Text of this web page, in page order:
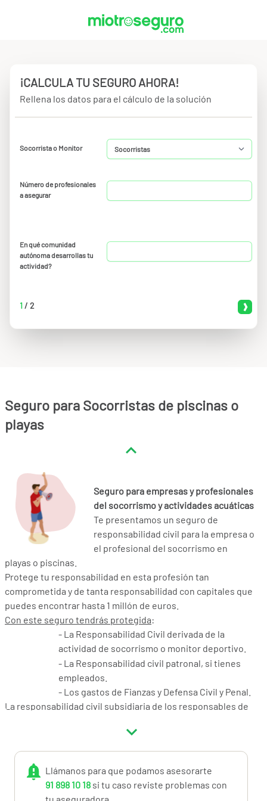
Seguro para Socorristas de piscinas o
playas
Seguro para empresas y profesionales
del socorrismo y actividades acuáticas
Te presentamos un seguro de
responsabilidad civil para la empresa o
el profesional del socorrismo en
playas o piscinas.
Protege tu responsabilidad en esta profesión tan
comprometida y de tanta responsabilidad con capitales que
puedes encontrar hasta 1 millón de euros.
Con este seguro tendrás protegida:
- La Responsabilidad Civil derivada de la
actividad de socorrismo o monitor deportivo.
- La Responsabilidad civil patronal, si tienes
empleados.
- Los gastos de Fianzas y Defensa Civil y Penal.
La responsabilidad civil subsidiaria de los responsables de
empresas, colegios con piscinas, organizadores de
campamentos con piscinas, ayuntamientos en relación con
los bañistas de sus playas, comunidades de propietarios
con piscinas, y en los socorristas de manera directa durante
sus labores de vigilancia y salvamento.
Llámanos para que podamos asesorarte
91 898 10 18 si tu caso reviste problemas con
tu aseguradora
¡CALCULA TU SEGURO AHORA!
Rellena los datos para el cálculo de la solución
Socorrista o Monitor
Número de profesionales
a asegurar
En qué comunidad
autónoma desarrollas tu
actividad?
1/ 2